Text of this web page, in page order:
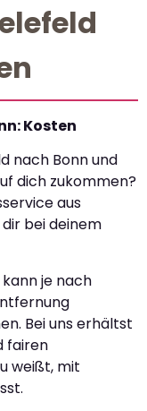
Kosten
nach Bonn und
dich zukommen?
aus
bei deinem
je nach
Bei uns erhältst
fairen
weißt, mit